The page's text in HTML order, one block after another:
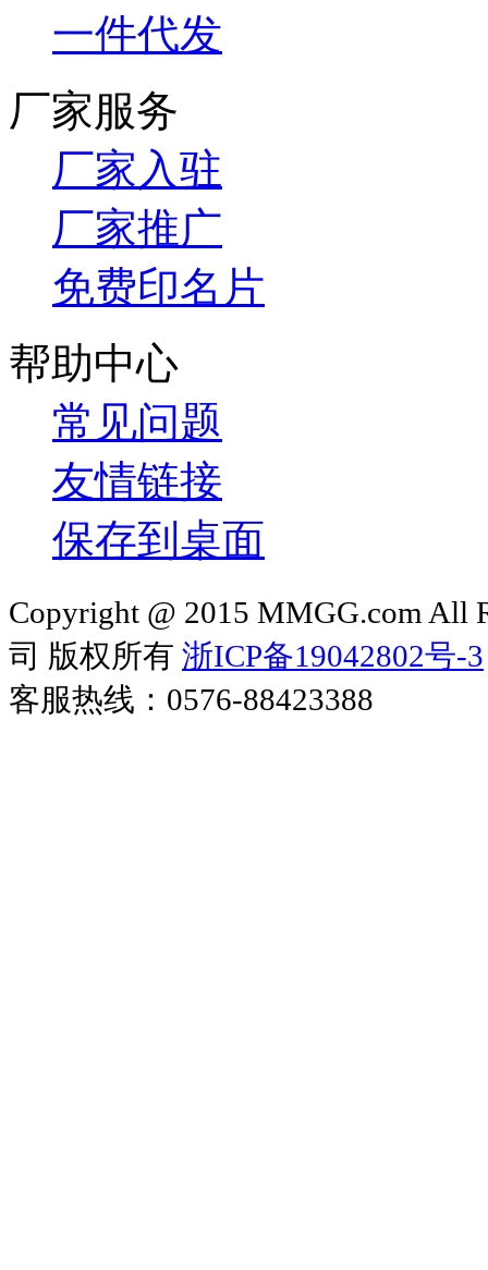
一件代发
厂家服务
厂家入驻
厂家推广
免费印名片
帮助中心
常见问题
友情链接
保存到桌面
Copyright @ 2015 MMGG.com All
司 版权所有 浙ICP备19042802号-3
客服热线：0576-88423388